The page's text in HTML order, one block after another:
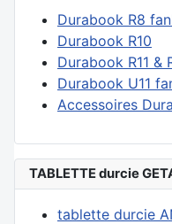
Durabook R8
Durabook R10
Durabook R11 &
Durabook U11
Accessoires
TABLETTE durcie
tablette durcie